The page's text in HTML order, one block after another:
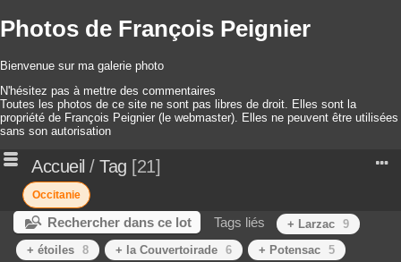
Photos de François Peignier
Bienvenue sur ma galerie photo
N'hésitez pas à mettre des commentaires
Toutes les photos de ce site ne sont pas libres de droit. Elles sont la
propriété de François Peignier (le webmaster). Elles ne peuvent être utilisées
sans son autorisation
Accueil / Tag 21
Occitanie
Rechercher dans ce lot Tags liés + Larzac 9
+ étoiles 8 + la Couvertoirade 6 + Potensac 5